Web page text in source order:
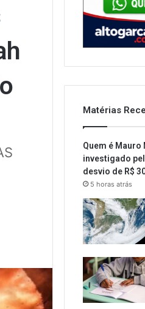
Matérias
Quem é
investigado
desvio de R$
5 horas atrás